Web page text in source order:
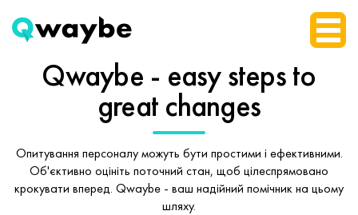
Qwaybe - easy stepsto
great changes
Опитування персоналу можуть бути простими і ефективними.
Об'єктивно оцініть поточний стан, щоб цілеспрямовано
крокувати вперед. Qwaybe - ваш надійний помічник на цьому
шляху.